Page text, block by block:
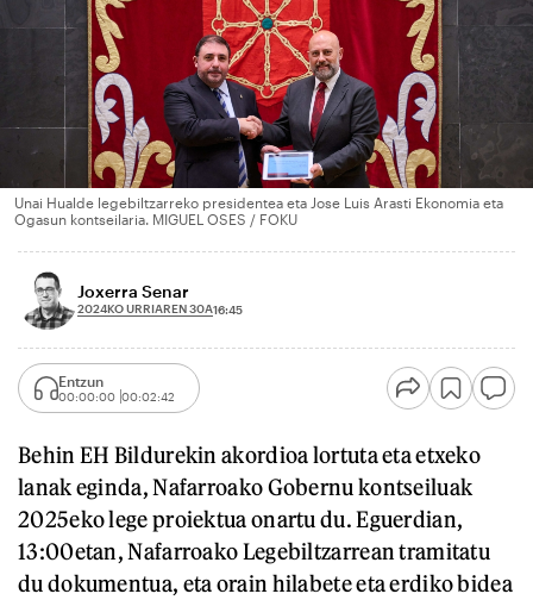
Unai Hualde legebiltzarreko presidentea eta Jose Luis Arasti Ekonomia eta
Ogasun kontseilaria. MIGUEL OSES / FOKU
Joxerra Senar
2024KO URRIAREN 30A16:45
Entzun
00:00:00 00:02:42
Behin EH Bildurekin akordioa lortuta eta etxeko
lanak eginda, Nafarroako Gobernu kontseiluak
2025eko lege proiektua onartu du. Eguerdian,
13:00etan, Nafarroako Legebiltzarrean tramitatu
du dokumentua, eta orain hilabete eta erdiko bidea